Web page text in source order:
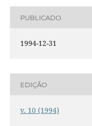
PUBLICADO
1994-12-31
EDIÇÃO
v. 10 (1994)